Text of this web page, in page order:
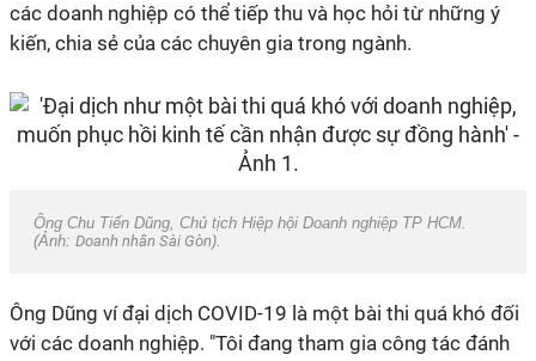
các doanh nghiệp có thể tiếp thu và học hỏi từ những ý
kiến, chia sẻ của các chuyên gia trong ngành.
Ông Chu Tiến Dũng, Chủ tịch Hiệp hội Doanh nghiệp TP HCM.
(Ảnh: Doanh nhân Sài Gòn).
Ông Dũng ví đại dịch COVID-19 là một bài thi quá khó đối
với các doanh nghiệp. "Tôi đang tham gia công tác đánh